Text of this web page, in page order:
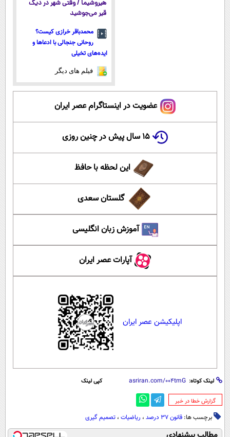
هیروشیما / وقتی شهر در دیگ
قیر می‌جوشید
محمدباقر خرازی کیست؟
روحانی جنجالی با ادعاها و
ایده‌های تخیلی
فیلم های دیگر
عضویت در اینستاگرام عصر ایران
۱۵ سال پیش در چنین روزی
این لحظه با حافظ
گلستان سعدی
آموزش زبان انگلیسی
آپارات عصر ایران
اپلیکیشن عصر ایران
لینک کوتاه: کپی لینک
‌گزارش خطا در خبر
برچسب ها: قانون ۳۷ درصد ، ریاضیات ، تصمیم گیری